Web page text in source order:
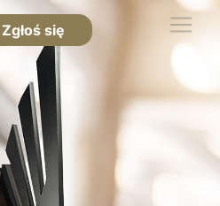
Zgłoś się